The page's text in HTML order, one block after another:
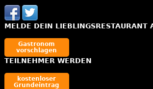
MELDE DEIN LIEBLINGSRESTAURANT
Gastronom
vorschlagen
TEILNEHMER WERDEN
kostenloser
Grundeintrag